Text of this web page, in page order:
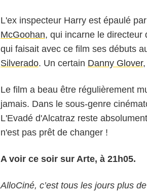
L'ex inspecteur Harry est épaulé
McGoohan, qui incarne le directeur
qui faisait avec ce film ses débuts
Silverado. Un certain Danny Glover
Le film a beau être régulièrement
jamais. Dans le sous-genre
L'Evadé d'Alcatraz reste
n'est pas prêt de changer !
A voir ce soir sur Arte, à 21h05.
AlloCiné, c’est tous les jours plus